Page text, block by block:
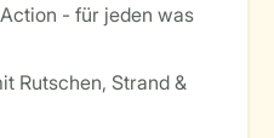
- für jeden was
Rutschen, Strand &